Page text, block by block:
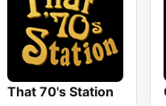
That 70's Station